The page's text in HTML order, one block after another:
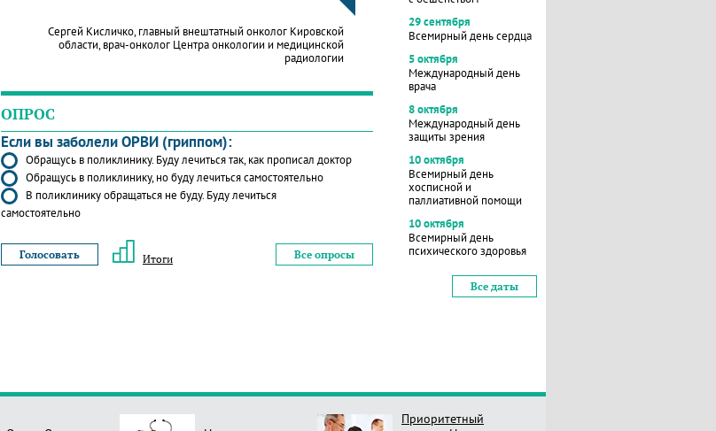
Сергей Кисличко, главный внештатный онколог Кировской
области, врач-онколог Центра онкологии и медицинской
радиологии
ОПРОС
Если вы заболели ОРВИ (гриппом):
Обращусь в поликлинику. Буду лечиться так, как прописал доктор
Обращусь в поликлинику, но буду лечиться самостоятельно
В поликлинику обращаться не буду. Буду лечиться
самостоятельно
Итоги Все опросы
29 сентября
Всемирный день сердца
5 октября
Международный день
врача
8 октября
Международный день
защиты зрения
10 октября
Всемирный день
хосписной и
паллиативной помощи
10 октября
Всемирный день
психического здоровья
Все даты
Приоритетный